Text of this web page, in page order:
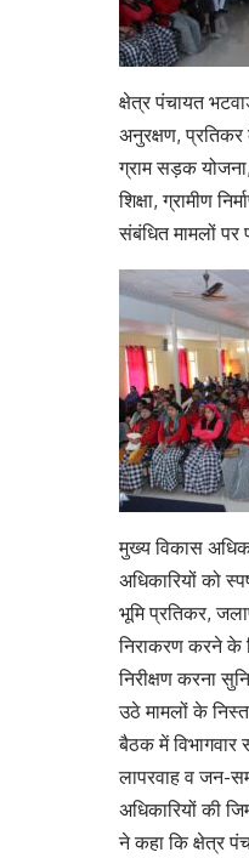
क्षेत्र पंचायत
अनुरक्षण, प्रतिकर
ग्राम सड़क
शिक्षा, ग्रामीण
संबंधित मामलों
मुख्य विकास
अधिकारियों को
भूमि प्रतिकर,
निराकरण करने के
निरीक्षण करना
उठे मामलों के
बैठक में विभागवार
लापरवाह व जन-
अधिकारियों की
ने कहा कि क्षेत्र